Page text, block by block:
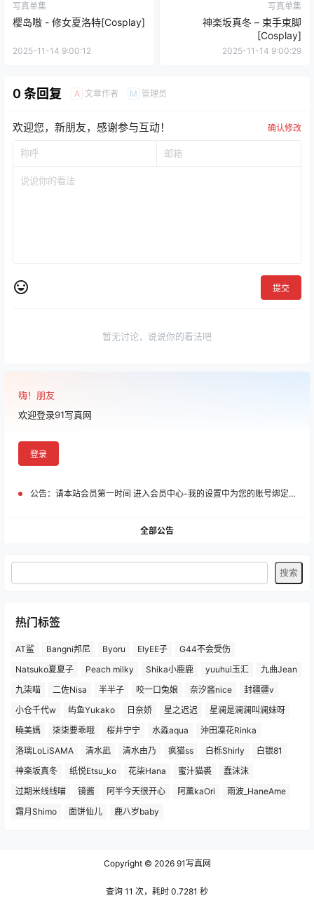
写真单集
樱岛嗷 - 修女夏洛特[Cosplay]
2025-11-14 9:00:12
写真单集
神楽坂真冬 – 束手束脚
[Cosplay]
2025-11-14 9:00:29
0 条回复 A 文章作者 M 管理员
欢迎您，新朋友，感谢参与互动！ 确认修改
提交
暂无讨论，说说你的看法吧
嗨！朋友
欢迎登录91写真网
登录
公告： 请本站会员第一时间 进入会员中心-我的设置中为您的账号绑定邮箱!
全部公告
热门标签
AT鲨 Bangni邦尼 Byoru ElyEE子
G44不会受伤
Natsuko夏夏子
Peach milky Shika小鹿鹿 yuuhui玉汇
九曲Jean
九柒喵
二佐Nisa 半半子 咬一口兔娘 奈汐酱nice
封疆疆v
小仓千代w
屿鱼Yukako 日奈娇 星之迟迟
星澜是澜澜叫澜妹呀
曉美媽
柒柒要乖哦 桜井宁宁 水淼aqua
沖田凜花Rinka
洛璃LoLiSAMA
清水凪 清水由乃 疯猫ss 白栎Shirly
白银81
神楽坂真冬
纸悦Etsu_ko 花柒Hana 蜜汁猫裘
蠢沫沫
过期米线线喵
镜酱 阿半今天很开心 阿薰kaOri
雨波_HaneAme
霜月Shimo
面饼仙儿 鹿八岁baby
Copyright © 202691写真网
查询 11 次，耗时 0.7281 秒